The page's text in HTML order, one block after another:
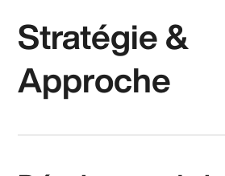
Stratégie &
Approche